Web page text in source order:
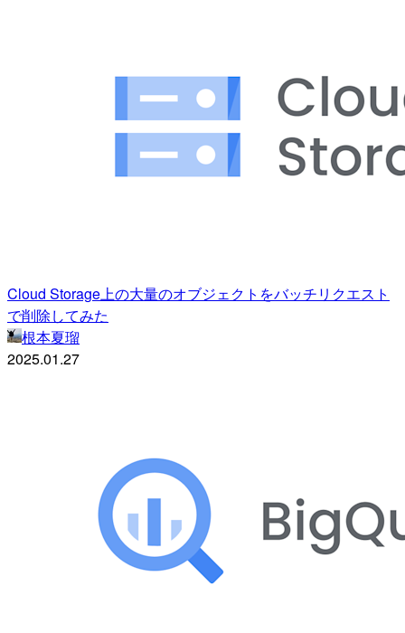
Cloud Storage上の大量のオブジェクトをバッチリクエスト
で削除してみた
根本夏瑠
2025.01.27